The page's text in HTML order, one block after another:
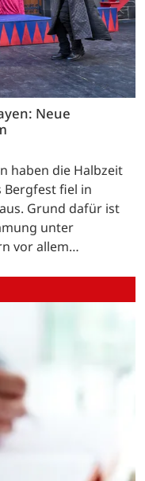
Neue
haben die Halbzeit
Bergfest fiel in
Grund dafür ist
unter
vor allem…